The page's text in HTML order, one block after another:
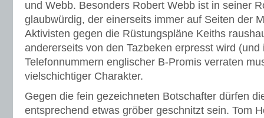
und Webb. Besonders Robert Webb ist in seiner
glaubwürdig, der einerseits immer auf Seiten der
Aktivisten gegen die Rüstungspläne Keiths
andererseits von den Tazbeken erpresst wird (und
Telefonnummern englischer B-Promis verraten
vielschichtiger Charakter.
Gegen die fein gezeichneten Botschafter dürfen
entsprechend etwas gröber geschnitzt sein. Tom